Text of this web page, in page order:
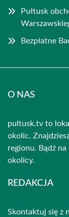
Pułtusk
Bezpłatne
O NAS
pultusk.tv to
okolic.
regionu. Bądź
okolicy.
REDAKCJA
Skontaktuj się z